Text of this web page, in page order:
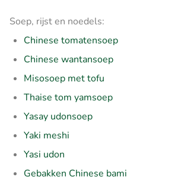
Soep, rijst en noedels:
Chinese tomatensoep
Chinese wantansoep
Misosoep met tofu
Thaise tom yamsoep
Yasay udonsoep
Yaki meshi
Yasi udon
Gebakken Chinese bami